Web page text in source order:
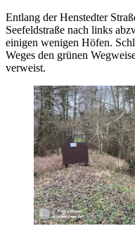
Entlang der Henstedter
Seefeldstraße nach links
einigen wenigen Höfen.
Weges den grünen
verweist.